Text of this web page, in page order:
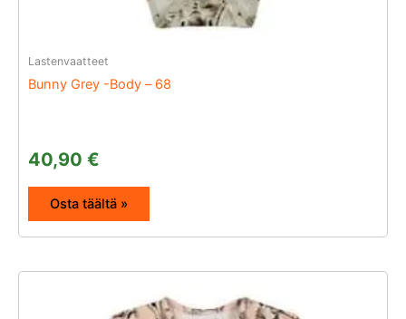
Lastenvaatteet
Bunny Grey -Body – 68
40,90 €
Osta täältä »